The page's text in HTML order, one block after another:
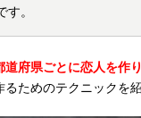
す。
道府県ごとに恋人を作
ためのテクニックを